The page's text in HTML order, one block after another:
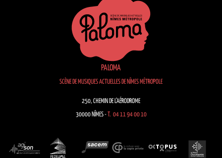
PALOMA
SCÈNE DE MUSIQUES ACTUELLES DE NÎMES MÉTROPOLE
250, CHEMIN DE L’AÉRODROME
30000 NÎMES - T. 04 11 94 00 10